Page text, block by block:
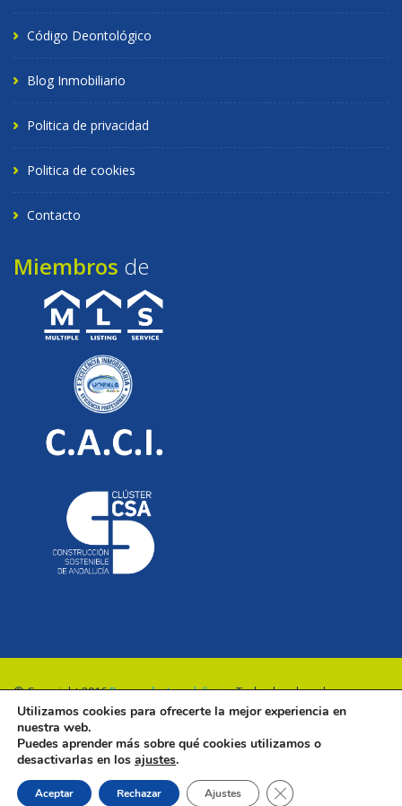
Código Deontológico
Blog Inmobiliario
Politica de privacidad
Politica de cookies
Contacto
Miembros de
© Copyright 2016Renovalia Inmobiliaria. Todos los derechos
reservados.
Utilizamos cookies para ofrecerte la mejor experiencia en
nuestra web.
Puedes aprender más sobre qué cookies utilizamos o
desactivarlas en los ajustes.
Aceptar Rechazar Ajustes Cerrar el banner de